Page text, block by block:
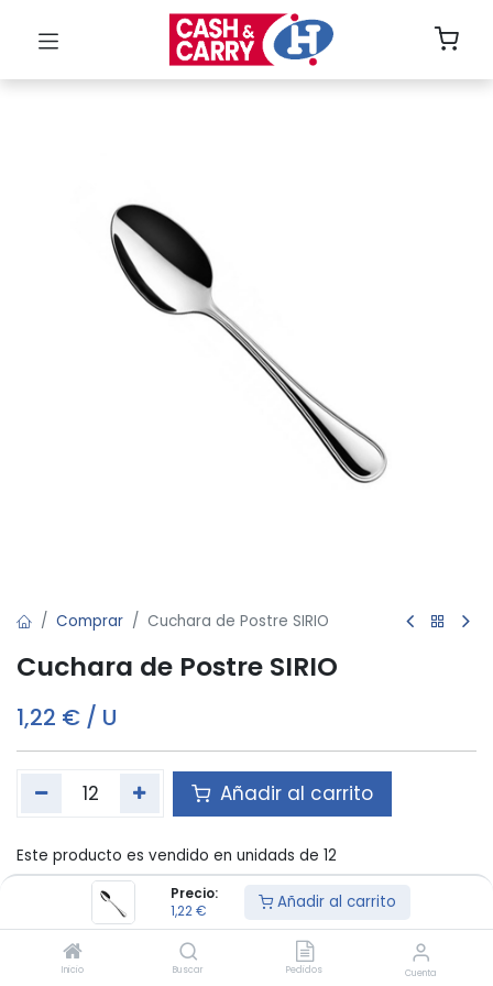
Precio:
1,22€ Añadir al carrito
Inicio Buscar Pedidos Cuenta
Comprar Cuchara de Postre SIRIO
Cuchara de Postre SIRIO
1,22 € / U
Añadir al carrito
Este producto es vendido en unidads de 12
ACERO INOXIDABLE 18/10
Términos y condiciones: